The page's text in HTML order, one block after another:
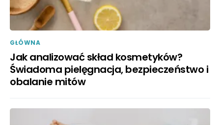
GŁÓWNA
Jak analizować skład kosmetyków?
Świadoma pielęgnacja, bezpieczeństwo i
obalanie mitów